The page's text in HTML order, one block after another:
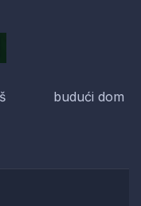
Vaš budući dom